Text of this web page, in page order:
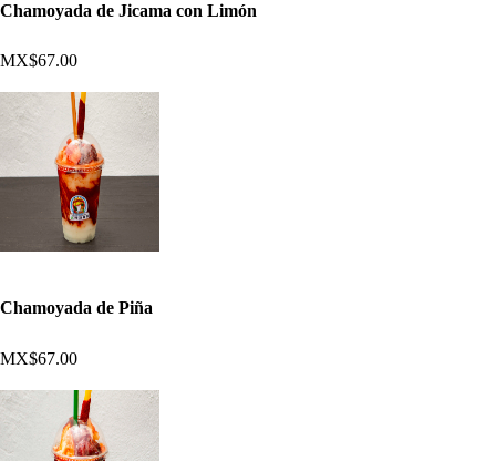
Chamoyada de Jicama con Limón
MX$67.00
Chamoyada de Piña
MX$67.00